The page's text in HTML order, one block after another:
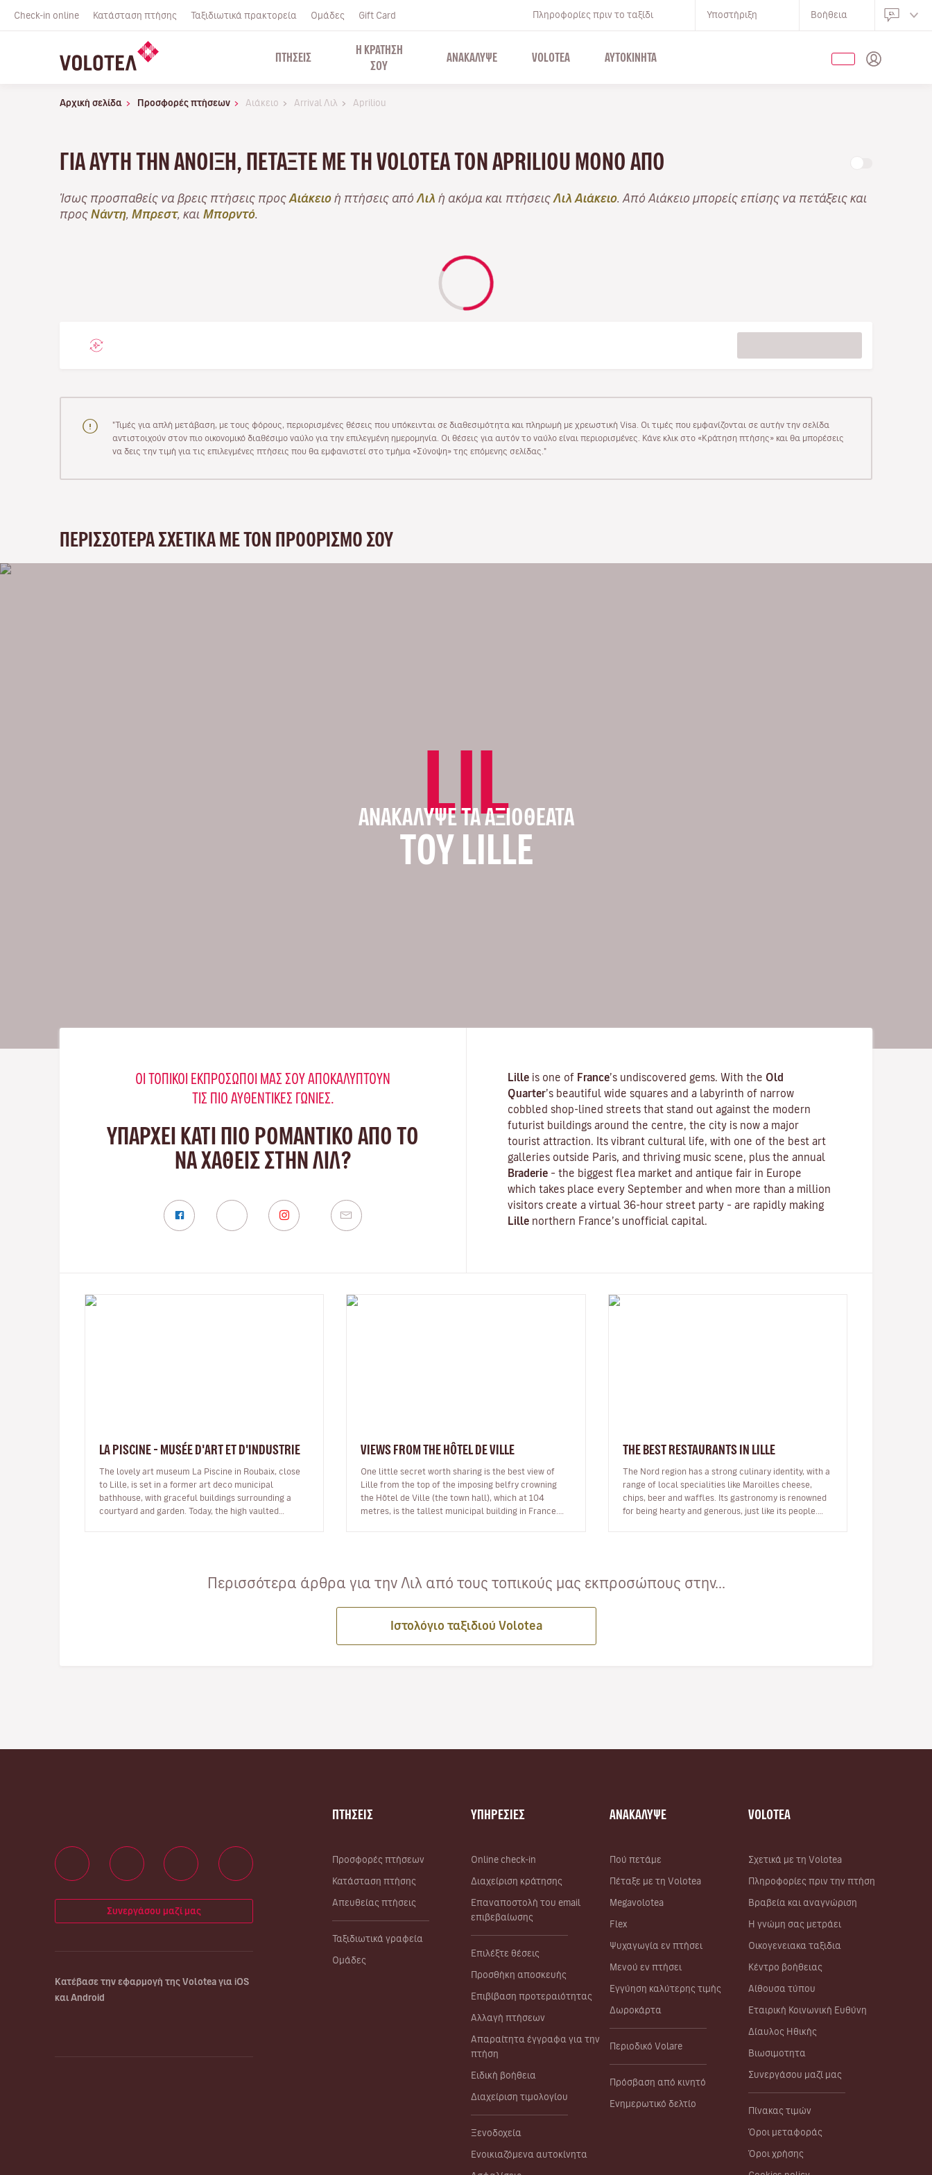
Check-in online Κατάσταση πτήσης Ταξιδιωτικά πρακτορεία Ομάδες Gift Card Πληροφορίες πριν το ταξίδι Υποστήριξη Βοήθεια
ΠΤΉΣΕΙΣ
Η ΚΡΑΤΗΣΗ
ΣΟΥ
ΑΝΑΚΑΛΥΨΕ VOLOTEA ΑΥΤΟΚΊΝΗΤΑ
Αρχική σελίδα Προσφορές πτήσεων Αιάκειο Arrival Λιλ Apriliou
ΓΙΑ ΑΥΤΉ ΤΗΝ ΆΝΟΙΞΗ, ΠΕΤΆΞΤΕ ΜΕ ΤΗ VOLOTEA ΤΟΝ APRILIOU ΜΌΝΟ ΑΠΌ
Ίσως προσπαθείς να βρεις πτήσεις προς Αιάκειο ή πτήσεις από Λιλ ή ακόμα και πτήσεις Λιλ Αιάκειο . Από Αιάκειο μπορείς επίσης να πετάξεις και
προς Νάντη Μπρεστ, και Μπορντό
"Τιμές για απλή μετάβαση, με τους φόρους, περιορισμένες θέσεις που υπόκεινται σε διαθεσιμότητα και πληρωμή με χρεωστική Visa. Οι τιμές που εμφανίζονται σε αυτήν την σελίδα
αντιστοιχούν στον πιο οικονομικό διαθέσιμο ναύλο για την επιλεγμένη ημερομηνία. Οι θέσεις για αυτόν το ναύλο είναι περιορισμένες. Κάνε κλικ στο «Κράτηση πτήσης» και θα μπορέσεις
να δεις την τιμή για τις επιλεγμένες πτήσεις που θα εμφανιστεί στο τμήμα «Σύνοψη» της επόμενης σελίδας."
ΠΕΡΙΣΣΌΤΕΡΑ ΣΧΕΤΙΚΆ ΜΕ ΤΟΝ ΠΡΟΟΡΙΣΜΌ ΣΟΥ
LIL
ΑΝΑΚΆΛΥΨΕ ΤΑ ΑΞΙΟΘΈΑΤΑ
ΤΟΥ LILLE
ΟΙ ΤΟΠΙΚΟΊ ΕΚΠΡΌΣΩΠΟΊ ΜΑΣ ΣΟΥ ΑΠΟΚΑΛΎΠΤΟΥΝ
ΤΙΣ ΠΙΟ ΑΥΘΕΝΤΙΚΈΣ ΓΩΝΙΈΣ.
ΥΠΑΡΧΕΙ ΚΑΤΙ ΠΙΟ ΡΟΜΑΝΤΙΚΟ ΑΠΟ ΤΟ
ΝΑ ΧΑΘΕΙΣ ΣΤΗΝ ΛΙΛ?
Lille is one of France’s undiscovered gems. With the Old
Quarter’s beautiful wide squares and a labyrinth of narrow
cobbled shop-lined streets that stand out against the modern
futurist buildings around the centre, the city is now a major
tourist attraction. Its vibrant cultural life, with one of the best art
galleries outside Paris, and thriving music scene, plus the annual
Braderie – the biggest flea market and antique fair in Europe
which takes place every September and when more than a million
visitors create a virtual 36-hour street party – are rapidly making
Lille northern France’s unofficial capital.
LA PISCINE - MUSÉE D'ART ET D'INDUSTRIE
The lovely art museum La Piscine in Roubaix, close
to Lille, is set in a former art deco municipal
bathhouse, with graceful buildings surrounding a
courtyard and garden. Today, the high vaulted
VIEWS FROM THE HÔTEL DE VILLE
One little secret worth sharing is the best view of
Lille from the top of the imposing belfry crowning
the Hôtel de Ville (the town hall), which at 104
metres, is the tallest municipal building in France.
THE BEST RESTAURANTS IN LILLE
The Nord region has a strong culinary identity, with a
range of local specialities like Maroilles cheese,
chips, beer and waffles. Its gastronomy is renowned
for being hearty and generous, just like its people.
Περισσότερα άρθρα για την Λιλ από τους τοπικούς μας εκπροσώπους στην...
Ιστολόγιο ταξιδιού Volotea
ΠΤΗΣΕΙΣ
Προσφορές πτήσεων
Κατάσταση πτήσης
Απευθείας πτήσεις
Ταξιδιωτικά γραφεία
Ομάδες
ΥΠΗΡΕΣΙΕΣ
Online check-in
Διαχείριση κράτησης
Επαναποστολή του email
επιβεβαίωσης
Επιλέξτε θέσεις
Προσθήκη αποσκευής
Επιβίβαση προτεραιότητας
Αλλαγή πτήσεων
Απαραίτητα έγγραφα για την
πτήση
Ειδική βοήθεια
Διαχείριση τιμολογίου
Ξενοδοχεία
Ενοικιαζόμενα αυτοκίνητα
ΑΝΑΚΑΛΥΨΕ
Πού πετάμε
Πέταξε με τη Volotea
Megavolotea
Flex
Ψυχαγωγία εν πτήσει
Μενού εν πτήσει
Εγγύηση καλύτερης τιμής
Δωροκάρτα
Περιοδικό Volare
Πρόσβαση από κινητό
Ενημερωτικό δελτίο
VOLOTEA
Σχετικά με τη Volotea
Πληροφορίες πριν την πτήση
Βραβεία και αναγνώριση
Η γνώμη σας μετράει
Οικογενειακα ταξιδια
Κέντρο βοήθειας
Αίθουσα τύπου
Εταιρική Κοινωνική Ευθύνη
Δίαυλος Ηθικής
Βιωσιμοτητα
Συνεργάσου μαζί μας
Πίνακας τιμών
Όροι μεταφοράς
Όροι χρήσης
Συνεργάσου μαζί μας
Κατέβασε την εφαρμογή της Volotea για iOS
και Android